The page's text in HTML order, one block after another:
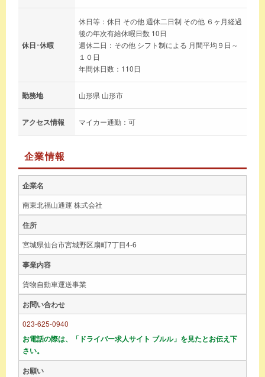
休日･休暇
休日等：休日 その他 週休二日制 その他 ６ヶ月経過
後の年次有給休暇日数 10日
週休二日：その他 シフト制による 月間平均９日～
１０日
年間休日数：110日
勤務地 山形県 山形市
アクセス情報 マイカー通勤：可
企業情報
企業名
南東北福山通運 株式会社
住所
宮城県仙台市宮城野区扇町7丁目4-6
事業内容
貨物自動車運送事業
お問い合わせ
023-625-0940
お電話の際は、「ドライバー求人サイト ブルル」を見たとお伝え下
さい。
お願い